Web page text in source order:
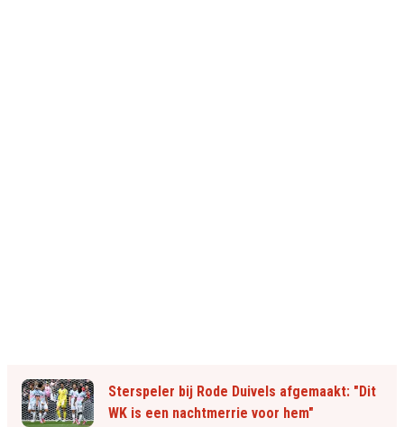
Sterspeler bij Rode Duivels afgemaakt: "Dit
WK is een nachtmerrie voor hem"